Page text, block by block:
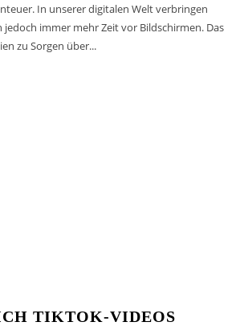
In unserer digitalen Welt verbringen
jedoch immer mehr Zeit vor Bildschirmen. Das
zu Sorgen über...
TIKTOK-VIDEOS